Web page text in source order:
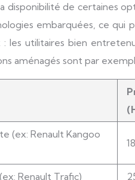
disponibilité de certaines
embarquées, ce qui
les utilitaires bien
aménagés sont par
(ex: Renault Kangoo
Renault Trafic)